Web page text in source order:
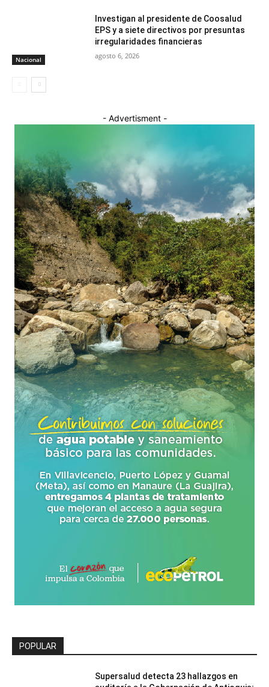
Nacional
Investigan al presidente de Coosalud
EPS y a siete directivos por presuntas
irregularidades financieras
agosto 6, 2026
- Advertisment -
POPULAR
Supersalud detecta 23 hallazgos en